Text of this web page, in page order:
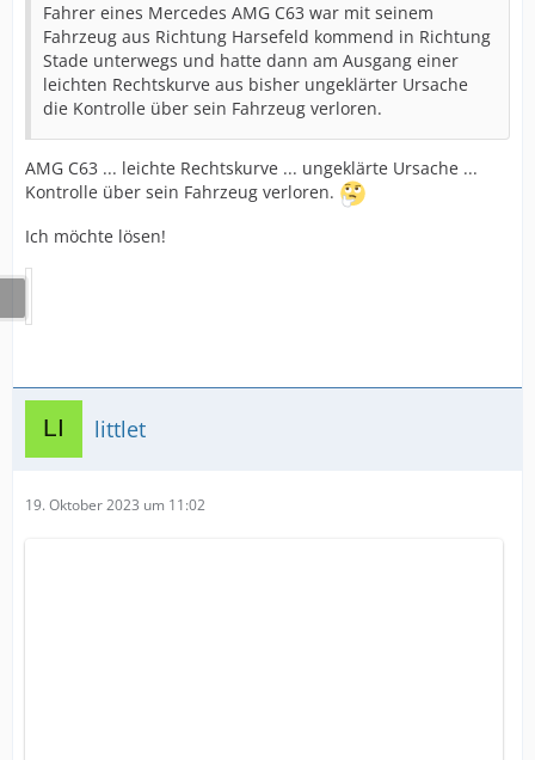
Fahrer eines Mercedes AMG C63 war mit seinem
Fahrzeug aus Richtung Harsefeld kommend in Richtung
Stade unterwegs und hatte dann am Ausgang einer
leichten Rechtskurve aus bisher ungeklärter Ursache
die Kontrolle über sein Fahrzeug verloren.
AMG C63 ... leichte Rechtskurve ... ungeklärte Ursache ...
Kontrolle über sein Fahrzeug verloren.
Ich möchte lösen!
littlet
19. Oktober 2023 um 11:02